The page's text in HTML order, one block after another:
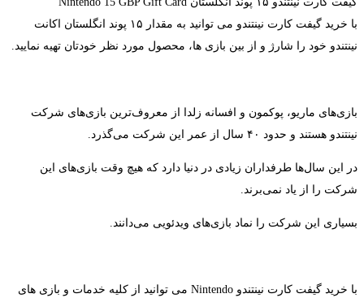
با خرید گیفت کارت نینتندو می توانید به مقدار ۱۵ پوند انگلستان اکانت
نینتندو خود را شارژ و از بین بازی ها، محصول مورد نظر خودتان تهیه نمایید.
بازی‌های ماریو، پوکمون و افسانه زلدا از معروف‌ترین بازی‌های شرکت
نینتندو هستند و حدود ۴۰ سال از عمر این شرکت می‌گذرد.
در این سال‌ها طرفداران زیادی در دنیا دارد که هیچ وقت بازی‌های این
شرکت را از یاد نمی‌برند.
بسیاری این شرکت را نماد بازی‌های ویدئویی می‌دانند.
با خرید گیفت کارت نینتندو Nintendo می توانید از کلیه خدمات و بازی های